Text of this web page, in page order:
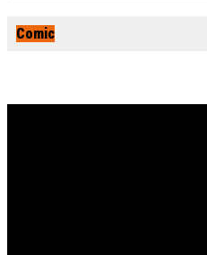
Comic